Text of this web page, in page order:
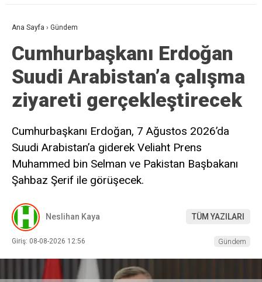
Ana Sayfa › Gündem
Cumhurbaşkanı Erdoğan
Suudi Arabistan’a çalışma
ziyareti gerçekleştirecek
Cumhurbaşkanı Erdoğan, 7 Ağustos 2026’da
Suudi Arabistan’a giderek Veliaht Prens
Muhammed bin Selman ve Pakistan Başbakanı
Şahbaz Şerif ile görüşecek.
Neslihan Kaya TÜM YAZILARI
Giriş: 08-08-2026 12:56 Gündem